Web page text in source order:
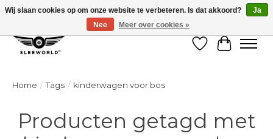
Verlanglijst
Home / Tags / kinderwagen voor bos
Producten getagd met
Wij slaan cookies op om onze website te verbeteren. Is dat akkoord?
Ja
Nee
Meer over cookies »